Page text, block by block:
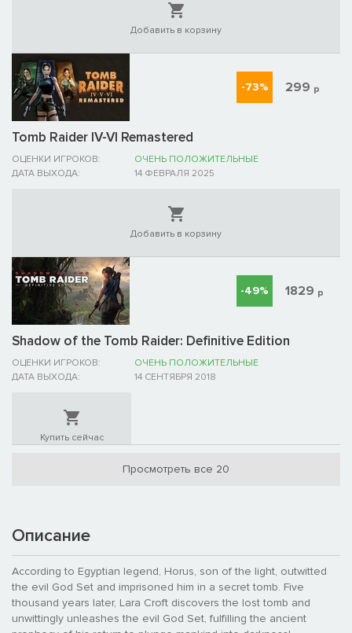
Добавить в корзину
Tomb Raider IV-VI Remastered
ОЦЕНКИ ИГРОКОВ:
ОЧЕНЬ ПОЛОЖИТЕЛЬНЫЕ
ДАТА ВЫХОДА:
14 ФЕВРАЛЯ 2025
-73% 299 р
Добавить в корзину
Shadow of the Tomb Raider: Definitive Edition
ОЦЕНКИ ИГРОКОВ:
ОЧЕНЬ ПОЛОЖИТЕЛЬНЫЕ
ДАТА ВЫХОДА:
14 СЕНТЯБРЯ 2018
-49% 1829 р
Купить сейчас
Просмотреть все 20
Описание
According to Egyptian legend, Horus, son of the light, outwitted
the evil God Set and imprisoned him in a secret tomb. Five
thousand years later, Lara Croft discovers the lost tomb and
unwittingly unleashes the evil God Set, fulfilling the ancient